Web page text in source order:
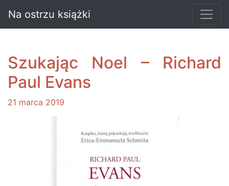
Na ostrzu książki
Szukając Noel – Richard
Paul Evans
21 marca 2019